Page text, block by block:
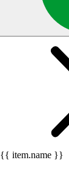
{{ item.name }}